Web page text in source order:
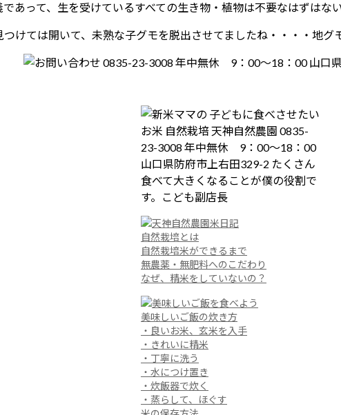
あって、生を受けているすべての生き物・植物は不要なはずはな
けては開いて、未熟な子グモを脱出させてましたね・・・・地グ
自然栽培とは
自然栽培米ができるまで
無農薬・無肥料へのこだわり
なぜ、精米をしていないの？
美味しいご飯の炊き方
・良いお米、玄米を入手
・きれいに精米
・丁寧に洗う
・水につけ置き
・炊飯器で炊く
・蒸らして、ほぐす